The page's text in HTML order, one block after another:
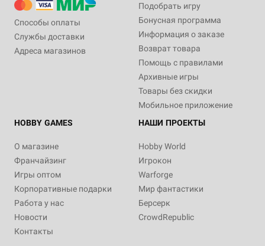
Способы оплаты
Службы доставки
Адреса магазинов
Подобрать игру
Бонусная программа
Информация о заказе
Возврат товара
Помощь с правилами
Архивные игры
Товары без скидки
Мобильное приложение
HOBBY GAMES
О магазине
Франчайзинг
Игры оптом
Корпоративные подарки
Работа у нас
Новости
Контакты
НАШИ ПРОЕКТЫ
Hobby World
Игрокон
Warforge
Мир фантастики
Берсерк
CrowdRepublic